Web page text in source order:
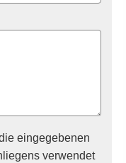
eingegebenen
verwendet